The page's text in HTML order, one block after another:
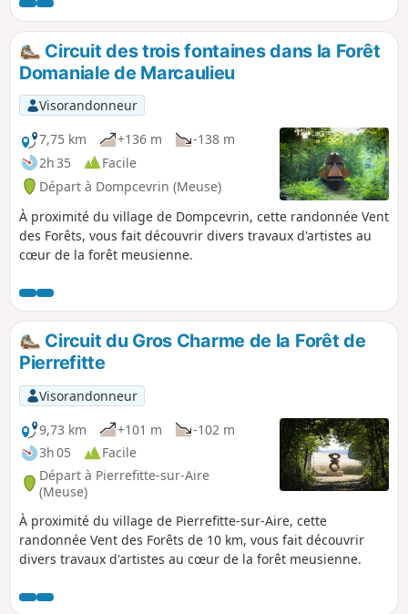
Circuit des trois fontaines dans la Forêt
Domaniale de Marcaulieu
Visorandonneur
7,75 km
+136 m
-138 m
2h 35
Facile
Départ à Dompcevrin (Meuse)
À proximité du village de Dompcevrin, cette randonnée Vent
des Forêts, vous fait découvrir divers travaux d'artistes au
cœur de la forêt meusienne.
Circuit du Gros Charme de la Forêt de
Pierrefitte
Visorandonneur
9,73 km
+101 m
-102 m
3h 05
Facile
Départ à Pierrefitte-sur-Aire
(Meuse)
À proximité du village de Pierrefitte-sur-Aire, cette
randonnée Vent des Forêts de 10 km, vous fait découvrir
divers travaux d'artistes au cœur de la forêt meusienne.